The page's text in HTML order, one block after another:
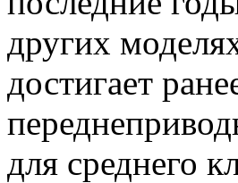
других
достигает
для среднего